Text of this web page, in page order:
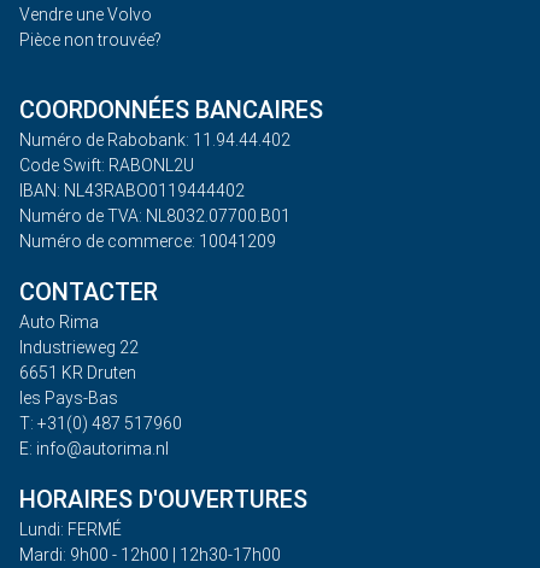
Vendre une Volvo
Pièce non trouvée?
COORDONNÉES BANCAIRES
Numéro de Rabobank: 11.94.44.402
Code Swift: RABONL2U
IBAN: NL43RABO0119444402
Numéro de TVA: NL8032.07700.B01
Numéro de commerce: 10041209
CONTACTER
Auto Rima
Industrieweg 22
6651 KR Druten
les Pays-Bas
T: +31(0) 487 517960
E: info@autorima.nl
HORAIRES D'OUVERTURES
Lundi: FERMÉ
Mardi: 9h00 - 12h00 | 12h30-17h00